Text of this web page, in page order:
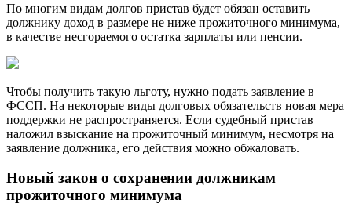
По многим видам долгов пристав будет обязан оставить
должнику доход в размере не ниже прожиточного минимума,
в качестве несгораемого остатка зарплаты или пенсии.
Чтобы получить такую льготу, нужно подать заявление в
ФССП. На некоторые виды долговых обязательств новая мера
поддержки не распространяется. Если судебный пристав
наложил взыскание на прожиточный минимум, несмотря на
заявление должника, его действия можно обжаловать.
Новый закон о сохранении должникам
прожиточного минимума